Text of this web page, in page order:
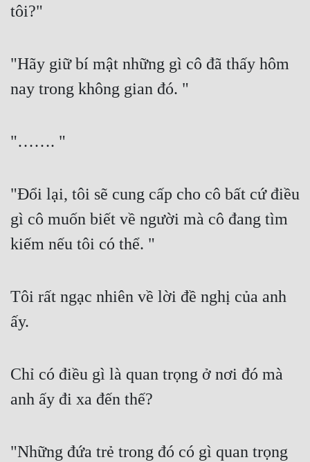
Học Đường
Khoa Huyễn Không Gian
Kinh Dị
Kỳ Huyễn
Linh Dị
Làm Giàu
Ngôn Tình
Ngược
Nữ Phụ
tôi?"
"Hãy giữ bí mật những gì cô đã thấy hôm
nay trong không gian đó. "
"……. "
"Đổi lại, tôi sẽ cung cấp cho cô bất cứ điều
gì cô muốn biết về người mà cô đang tìm
kiếm nếu tôi có thể. "
Tôi rất ngạc nhiên về lời đề nghị của anh
ấy.
Chỉ có điều gì là quan trọng ở nơi đó mà
anh ấy đi xa đến thế?
"Những đứa trẻ trong đó có gì quan trọng